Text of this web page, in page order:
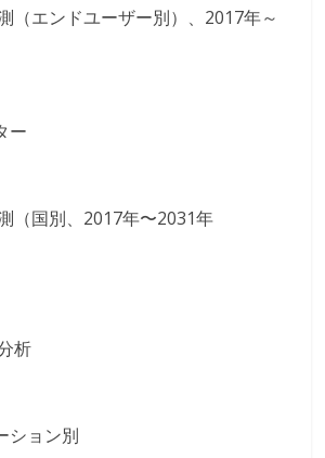
（エンドユーザー別）、2017年～
ー
（国別、2017年〜2031年
析
ション別